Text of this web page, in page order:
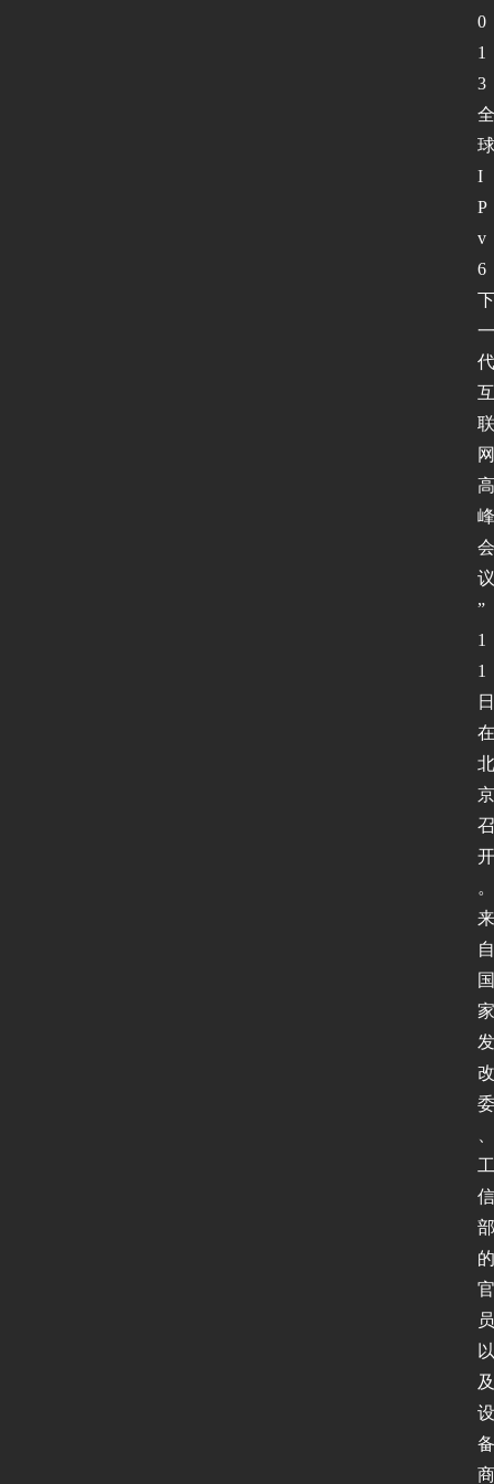
0
1
3
全
球
I
P
v
6
下
一
代
互
联
网
高
峰
会
议
”
1
1
日
在
北
京
召
开
。
来
自
国
家
发
改
委
工
信
部
的
官
员
以
及
设
备
商